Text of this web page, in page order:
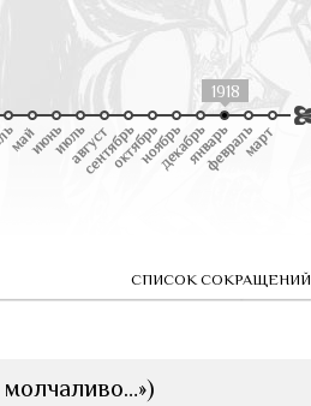
1918
СПИСОК СОКРАЩЕНИЙ